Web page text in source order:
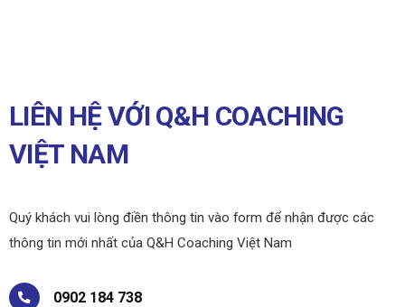
LIÊN HỆ VỚI Q&H COACHING
VIỆT NAM
Quý khách vui lòng điền thông tin vào form để nhận được các
thông tin mới nhất của Q&H Coaching Việt Nam
0902 184 738